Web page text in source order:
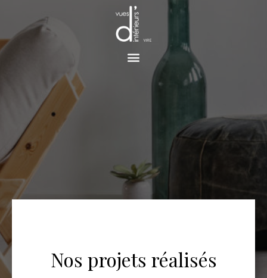
TISSUS ET PAPIER
PEINT
Nos projets réalisés
Panneau de gestion des cookies